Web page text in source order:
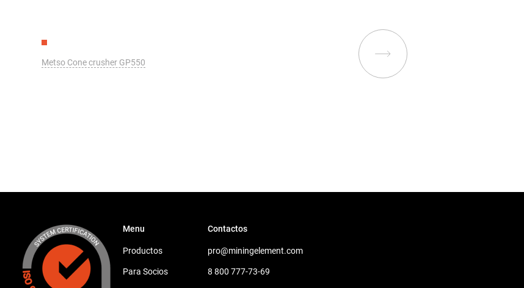
Metso Cone crusher GP550
Menu
Productos
Para Socios
Contactos
pro@miningelement.com
8 800 777-73-69